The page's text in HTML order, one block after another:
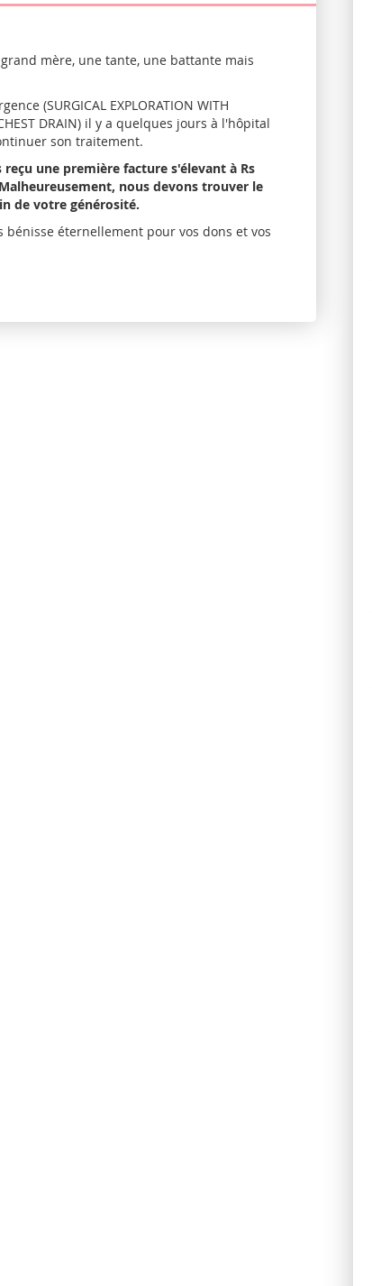
mère, une tante, une battante mais
(SURGICAL EXPLORATION WITH
CHEST DRAIN) il y a quelques jours à l'hôpital
son traitement.
une première facture s'élevant à Rs
nous devons trouver le
de votre générosité.
éternellement pour vos dons et vos